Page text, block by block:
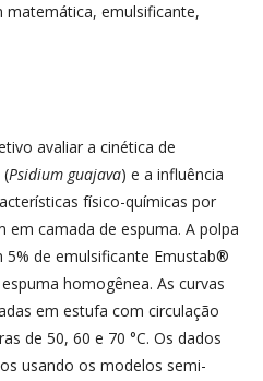
matemática, emulsificante,
avaliar a cinética de
(Psidium guajava) e a influência
físico-químicas por
camada de espuma. A polpa
de emulsificante Emustab®
homogênea. As curvas
em estufa com circulação
de 50, 60 e 70 °C. Os dados
usando os modelos semi-